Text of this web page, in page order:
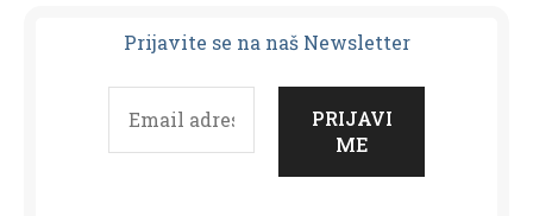
Prijavite se na naš Newsletter